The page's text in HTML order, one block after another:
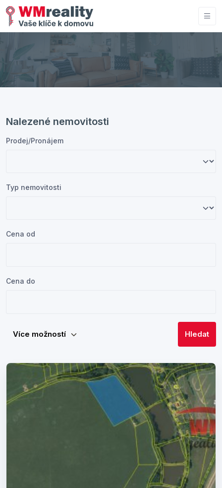
Nalezené nemovitosti
Prodej/Pronájem
Typ nemovitosti
Cena od
Cena do
Více možností